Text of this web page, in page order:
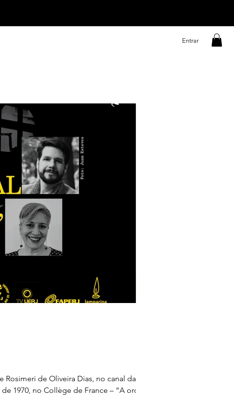
Entrar
de Oliveira Dias, no canal da TV
1970, no Collège de France – “A ordem